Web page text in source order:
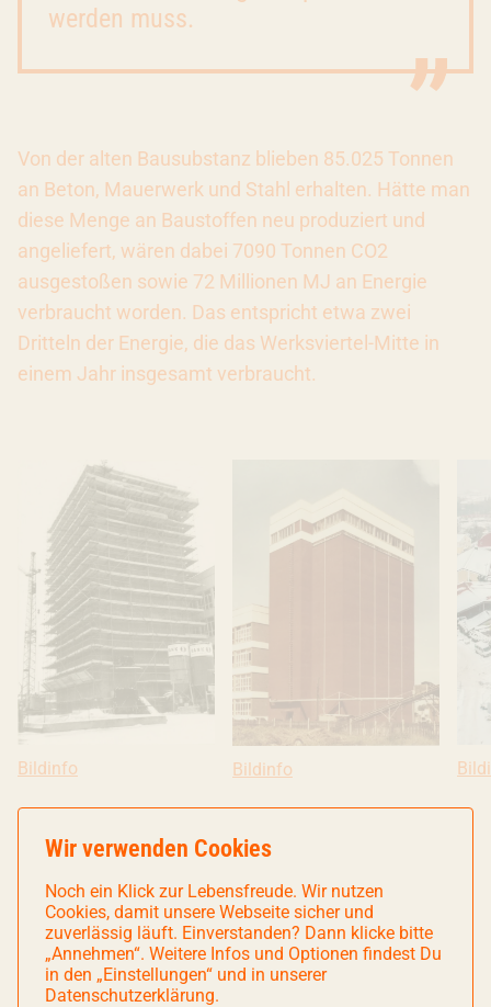
werden muss.
Von der alten Bausubstanz blieben 85.025 Tonnen
an Beton, Mauerwerk und Stahl erhalten. Hätte man
diese Menge an Baustoffen neu produziert und
angeliefert, wären dabei 7090 Tonnen CO2
ausgestoßen sowie 72 Millionen MJ an Energie
verbraucht worden. Das entspricht etwa zwei
Dritteln der Energie, die das Werksviertel-Mitte in
einem Jahr insgesamt verbraucht.
Bildinfo: Der 35 Meter hohe Trockenkartoffelsilo am Tag des
Bildinfo Bildinfo: Das WERK4 1964: Im
Bildinfo
Neben dem WERK3, dem WERK4 und dem WERK7
theater wurde im Werksviertel-Mitte auch das
WERK1– früher ein Verwaltungsgebäude, heute ein
Gründerzentrum – erhalten. Beim Technikum –
Wir verwenden Cookies
Noch ein Klick zur Lebensfreude. Wir nutzen
Cookies, damit unsere Webseite sicher und
zuverlässig läuft. Einverstanden? Dann klicke bitte
„Annehmen“. Weitere Infos und Optionen findest Du
in den „Einstellungen“ und in unserer
Datenschutzerklärung.